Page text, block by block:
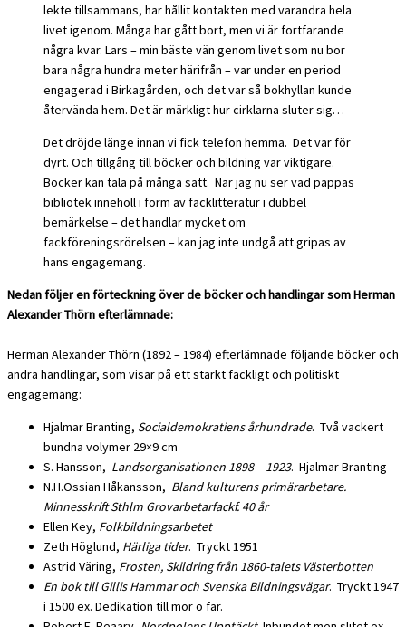
lekte tillsammans, har hållit kontakten med varandra hela
livet igenom. Många har gått bort, men vi är fortfarande
några kvar. Lars – min bäste vän genom livet som nu bor
bara några hundra meter härifrån – var under en period
engagerad i Birkagården, och det var så bokhyllan kunde
återvända hem. Det är märkligt hur cirklarna sluter sig…
Det dröjde länge innan vi fick telefon hemma. Det var för
dyrt. Och tillgång till böcker och bildning var viktigare.
Böcker kan tala på många sätt. När jag nu ser vad pappas
bibliotek innehöll i form av facklitteratur i dubbel
bemärkelse – det handlar mycket om
fackföreningsrörelsen – kan jag inte undgå att gripas av
hans engagemang.
Nedan följer en förteckning över de böcker och handlingar somHerman
Alexander Thörn efterlämnade:
Herman Alexander Thörn (1892 – 1984) efterlämnade följande böcker och
andra handlingar, som visar på ett starkt fackligt och politiskt
engagemang:
Hjalmar Branting, Socialdemokratiens århundrade. Två vackert
bundna volymer 29×9 cm
S. Hansson, Landsorganisationen 1898 – 1923. Hjalmar Branting
N.H.Ossian Håkansson, Bland kulturens primärarbetare.
Minnesskrift Sthlm Grovarbetarfackf. 40 år
Ellen Key, Folkbildningsarbetet
Zeth Höglund, Härliga tider. Tryckt 1951
Astrid Väring, Frosten, Skildring från 1860-talets Västerbotten
En bok till Gillis Hammar och Svenska Bildningsvägar. Tryckt 1947
i 1500 ex. Dedikation till mor o far.